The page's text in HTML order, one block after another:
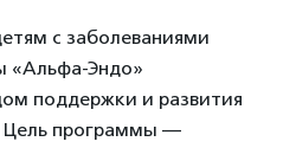
с заболеваниями
«Альфа-Эндо»
поддержки и развития
программы —